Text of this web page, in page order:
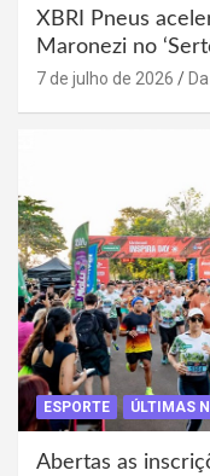
XBRI Pneus
Maronezi no
7 de julho de 2026
ESPORTE ÚLTIMAS
Abertas as